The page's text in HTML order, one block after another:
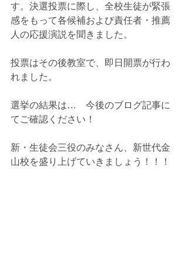
す。決選投票に際し、全校生徒が緊張
感をもって各候補および責任者・推薦
人の応援演説を聞きました。
投票はその後教室で、即日開票が行わ
れました。
選挙の結果は…　今後のブログ記事に
てご確認ください！
新・生徒会三役のみなさん、新世代金
山校を盛り上げていきましょう！！！